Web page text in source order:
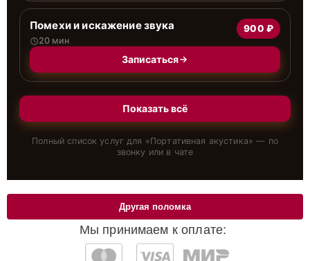
Помехи и искажение звука
20 мин
900 ₽
Записаться
Показать всё
Полный список услуг для «Портативная акустика» — по
звонку или в чате
Мы принимаем к оплате:
Другая поломка